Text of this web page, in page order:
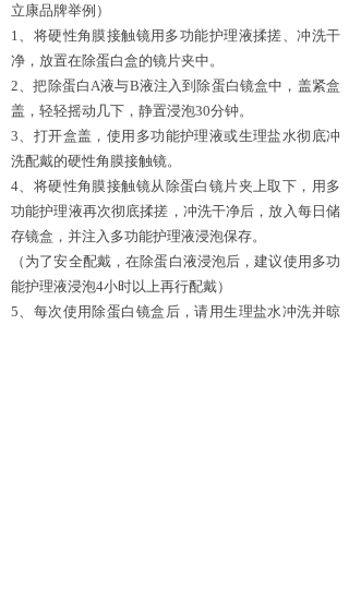
立康品牌举例）
1、将硬性角膜接触镜用多功能护理液揉搓、冲洗干
净，放置在除蛋白盒的镜片夹中。
2、把除蛋白A液与B液注入到除蛋白镜盒中，盖紧盒
盖，轻轻摇动几下，静置浸泡30分钟。
3、 打开盒盖，使用多功能护理液或生理盐水彻底冲
洗配戴的硬性角膜接触镜。
4、 将硬性角膜接触镜从除蛋白镜片夹上取下，用多
功能护理液再次彻底揉搓，冲洗干净后，放入每日储
存镜盒，并注入多功能护理液浸泡保存。
（为了安全配戴，在除蛋白液浸泡后，建议使用多功
能护理液浸泡4小时以上再行配戴）
5、 每次使用除蛋白镜盒后，请用生理盐水冲洗并晾